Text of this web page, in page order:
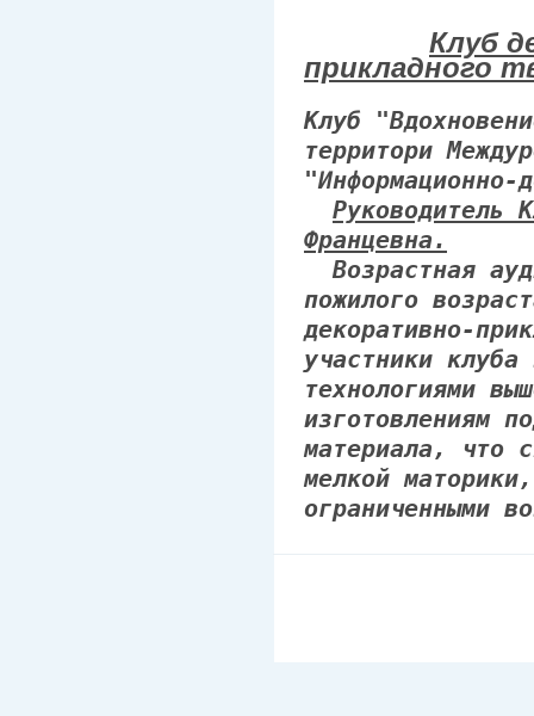
Клуб
прикладного
Клуб
территори
"Информационно-
Руководитель
Францевна.
Возрастная
пожилого
декоративно-
участники клуба
технологиями
изготовлениям
материала, что
мелкой
ограниченными